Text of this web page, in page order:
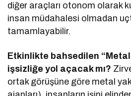
diğer araçları otonom olarak
insan müdahalesi olmadan
tamamlayabilir.
Etkinlikte bahsedilen “Metal
işsizliğe yol açacak mı?
ortak görüşüne göre metal